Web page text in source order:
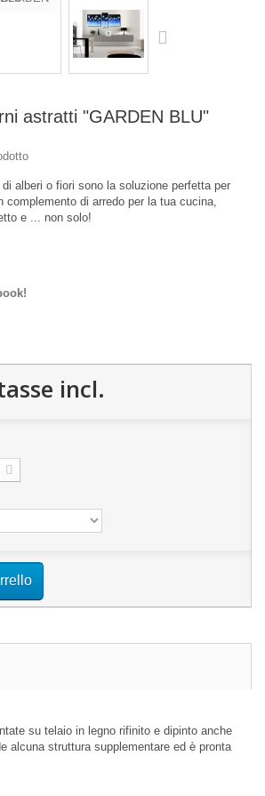
astratti "GARDEN BLU"
alberi o fiori sono la soluzione perfetta per
complemento di arredo per la tua cucina,
e ... non solo!
incl.
su telaio in legno rifinito e dipinto anche
alcuna struttura supplementare ed è pronta